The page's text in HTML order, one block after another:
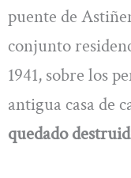
puente de
conjunto
1941, sobre los
antigua casa de
quedado